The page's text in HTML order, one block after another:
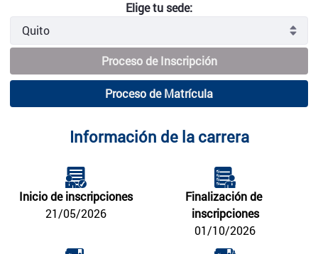
Elige tu sede:
Proceso de Inscripción
Proceso de Matrícula
Información de la carrera
Inicio de inscripciones
21/05/2026
Finalización de
inscripciones
01/10/2026